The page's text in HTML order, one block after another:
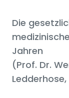
Die
Jahren
(Prof. Dr.